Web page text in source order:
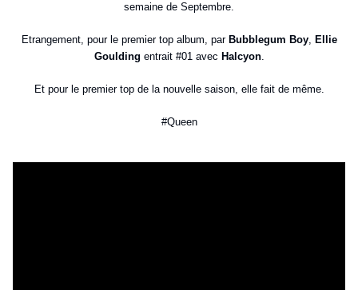
semaine de Septembre.
Etrangement, pour le premier top album, par Bubblegum Boy, Ellie
Goulding entrait #01 avec Halcyon.
Et pour le premier top de la nouvelle saison, elle fait de même.
#Queen